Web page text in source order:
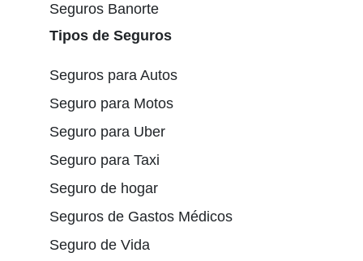
Seguros Banorte
Tipos de Seguros
Seguros para Autos
Seguro para Motos
Seguro para Uber
Seguro para Taxi
Seguro de hogar
Seguros de Gastos Médicos
Seguro de Vida